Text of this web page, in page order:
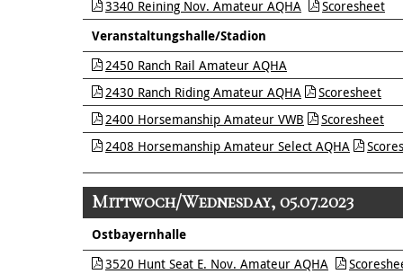
3340 Reining Nov. Amateur AQHA
Scoresheet
Veranstaltungshalle/Stadion
2450 Ranch Rail Amateur AQHA
2430 Ranch Riding Amateur AQHA
Scoresheet
2400 Horsemanship Amateur VWB
Scoresheet
2408 Horsemanship Amateur Select AQHA
Mittwoch/Wednesday, 05.07.2023
Ostbayernhalle
3520 Hunt Seat E. Nov. Amateur AQHA